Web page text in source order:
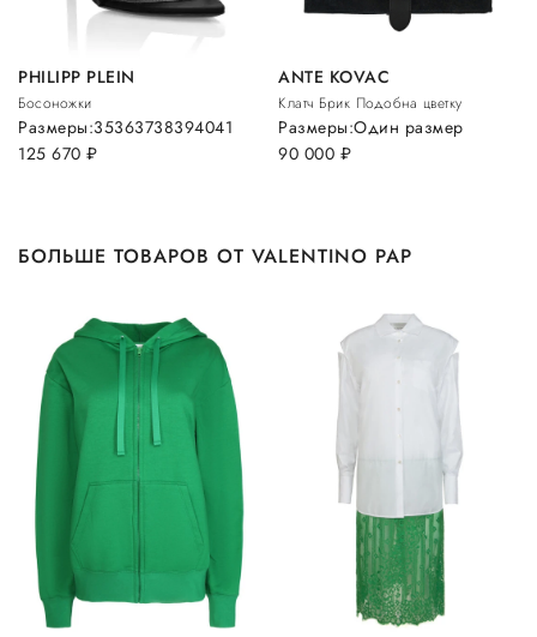
PHILIPP PLEIN
Босоножки
125 670 руб.
Размеры:35363738394041
ANTE KOVAC
Клатч Брик Подобна цветку
90 000 руб.
Размеры:Один размер
БОЛЬШЕ ТОВАРОВ ОТ VALENTINO PAP